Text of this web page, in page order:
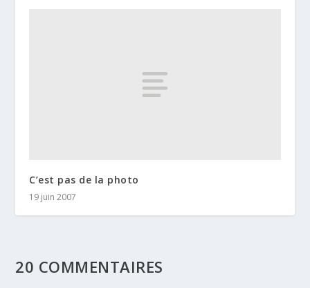
C’est pas de la photo
19 juin 2007
20 COMMENTAIRES